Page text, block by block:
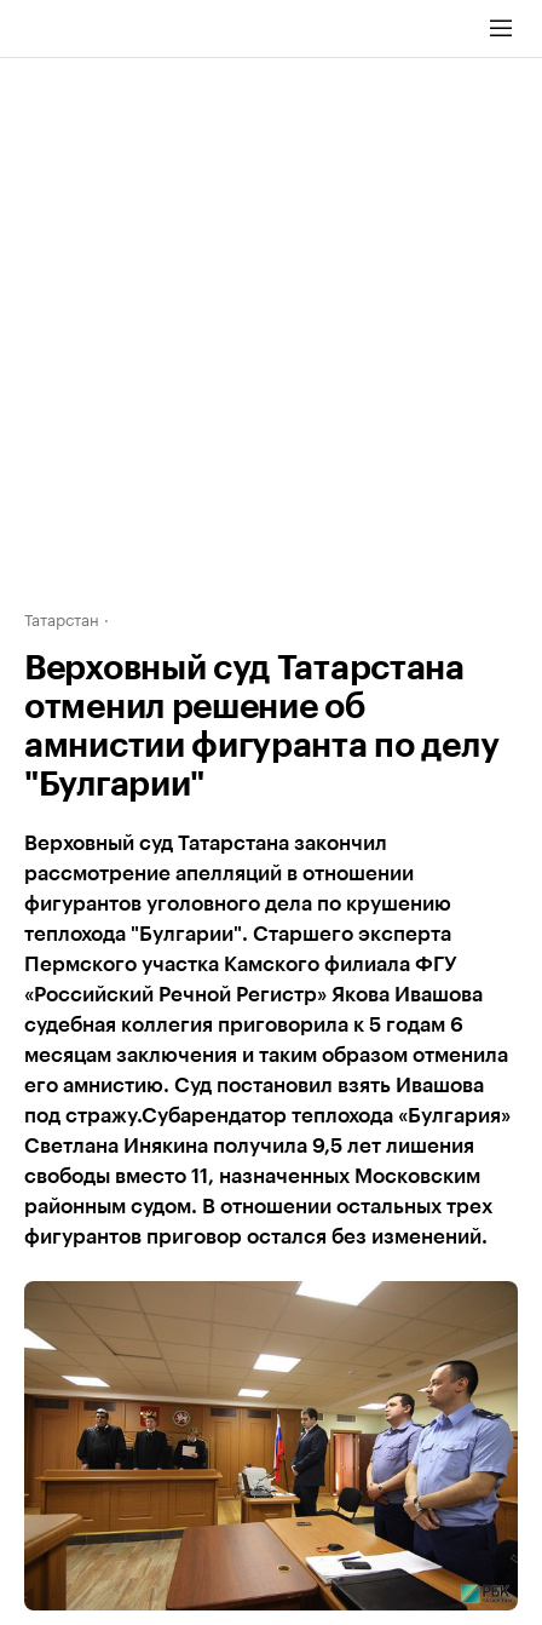
Татарстан
Верховный суд Татарстана
отменил решение об
амнистии фигуранта по делу
"Булгарии"
Верховный суд Татарстана закончил
рассмотрение апелляций в отношении
фигурантов уголовного дела по крушению
теплохода "Булгарии". Старшего эксперта
Пермского участка Камского филиала ФГУ
«Российский Речной Регистр» Якова Ивашова
судебная коллегия приговорила к 5 годам 6
месяцам заключения и таким образом отменила
его амнистию. Суд постановил взять Ивашова
под стражу.Субарендатор теплохода «Булгария»
Светлана Инякина получила 9,5 лет лишения
свободы вместо 11, назначенных Московским
районным судом. В отношении остальных трех
фигурантов приговор остался без изменений.